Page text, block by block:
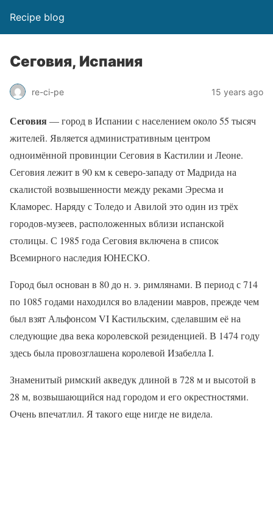
Recipe blog
Сеговия, Испания
re-ci-pe 15 years ago
Сеговия— город в Испании с населением около 55 тысяч
жителей. Является административным центром
одноимённой провинции Сеговия в Кастилии и Леоне.
Сеговия лежит в 90 км к северо-западу от Мадрида на
скалистой возвышенности между реками Эресма и
Кламорес. Наряду с Толедо и Авилой это один из трёх
городов-музеев, расположенных вблизи испанской
столицы. С 1985 года Сеговия включена в список
Всемирного наследия ЮНЕСКО.
Город был основан в 80 до н. э. римлянами. В период с 714
по 1085 годами находился во владении мавров, прежде чем
был взят Альфонсом VI Кастильским, сделавшим её на
следующие два века королевской резиденцией. В 1474 году
здесь была провозглашена королевой Изабелла I.
Знаменитый римский акведук длиной в 728 м и высотой в
28 м, возвышающийся над городом и его окрестностями.
Очень впечатлил. Я такого еще нигде не видела.